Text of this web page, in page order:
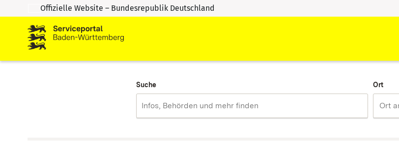
Zum Inhalt springen
Zur Suche springen
Offizielle Website – Bundesrepublik Deutschland
Suche Ort